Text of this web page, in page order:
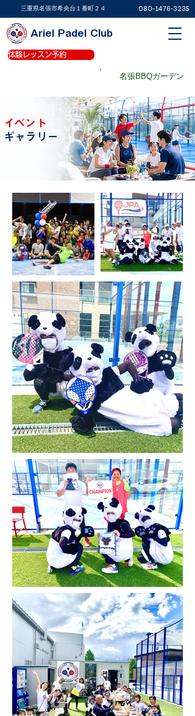
体験レッスン予約
体験レッスン予約
名張BBQガーデン
​三重県名張市希央台１番町２４ 080-1476-3235
Ariel Padel Club
イベント
​ギャラリー